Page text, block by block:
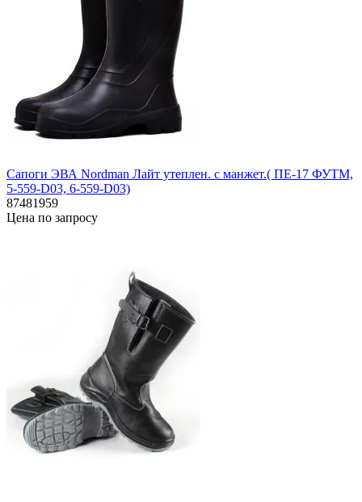
Сапоги ЭВА Nordman Лайт утеплен. с манжет.( ПЕ-17 ФУТМ,
5-559-D03, 6-559-D03)
87481959
Цена по запросу